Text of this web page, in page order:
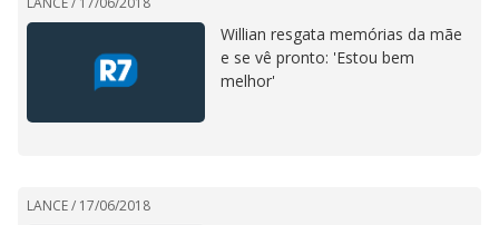
Willian resgata memórias da mãe
e se vê pronto: 'Estou bem
melhor'
LANCE / 17/06/2018